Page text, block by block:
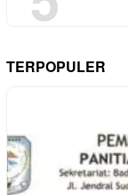
TERPOPULER